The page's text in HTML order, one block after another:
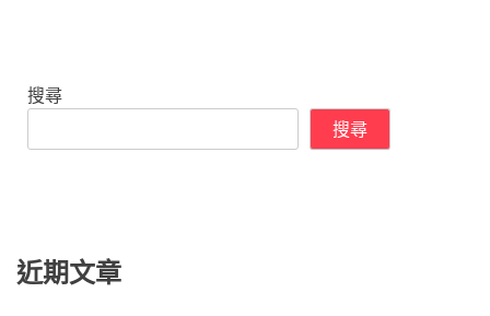
搜尋
搜尋
近期文章